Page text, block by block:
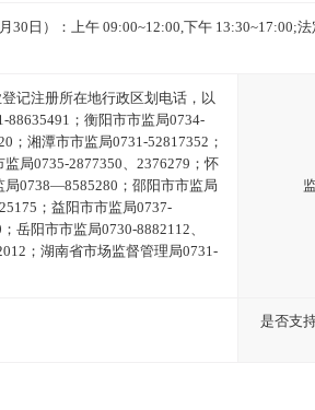
30日）：上午 09:00~12:00,下午 13:30~17:00;
记注册所在地行政区划电话，以
88635491；衡阳市市监局0734-
；湘潭市市监局0731-52817352；
局0735-2877350、2376279；怀
局0738—8585280；邵阳市市监局
；益阳市市监局0737-
岳阳市市监局0730-8882112、
；湖南省市场监督管理局0731-
是否支